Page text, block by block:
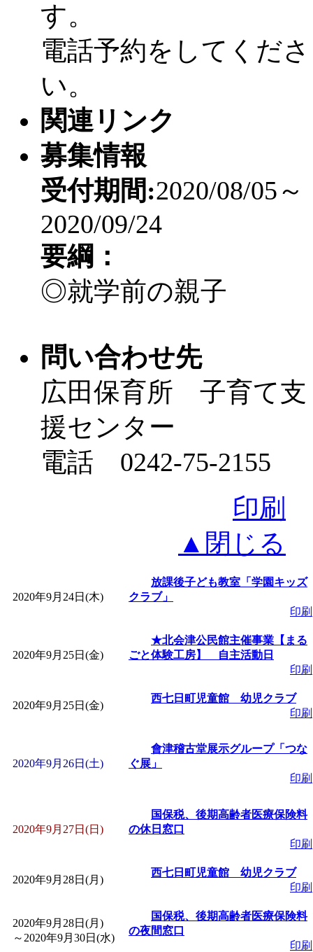
す。
電話予約をしてくださ
い。
関連リンク
募集情報
受付期間:2020/08/05～
2020/09/24
要綱：
◎就学前の親子
問い合わせ先
広田保育所 子育て支
援センター
電話 0242-75-2155
印刷
▲閉じる
2020年9月24日(木)
放課後子ども教室「学園キッズ
クラブ」
印刷
2020年9月25日(金)
★北会津公民館主催事業【まる
ごと体験工房】 自主活動日
印刷
2020年9月25日(金)
西七日町児童館 幼児クラブ
印刷
2020年9月26日(土)
會津稽古堂展示グループ「つな
ぐ展」
印刷
2020年9月27日(日)
国保税、後期高齢者医療保険料
の休日窓口
印刷
2020年9月28日(月)
西七日町児童館 幼児クラブ
印刷
2020年9月28日(月)
～ 2020年9月30日(水)
国保税、後期高齢者医療保険料
の夜間窓口
印刷